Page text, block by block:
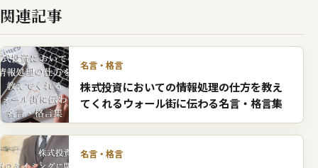
関連記事
名言・格言
株式投資においての情報処理の仕方を教え
てくれるウォール街に伝わる名言・格言集
名言・格言